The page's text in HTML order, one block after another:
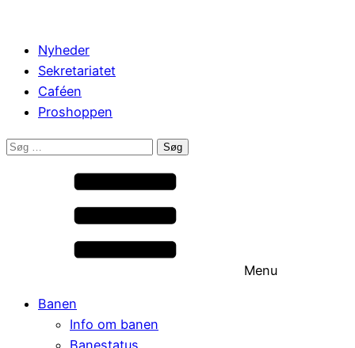
Nyheder
Sekretariatet
Caféen
Proshoppen
Søg
Menu
Banen
Info om banen
Banestatus